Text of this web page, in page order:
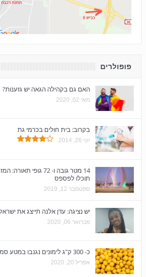
פופולרים
האם גם בקהילה הגאה יש גזענות?
מאי 02, 2020
בקרוב: בית חולים בכרמי גת
יוני 26, 2014
14 מטר גובה ו- 72
תוכלו לפספס
ספטמבר 12, 2019
יש נציגה: עדן אלנה תייצג את ישראל
פברואר 06, 2020
כ- 300 ק"ג לימונים נגנבו במטע סמוך לקריית גת
אפריל 20, 2020